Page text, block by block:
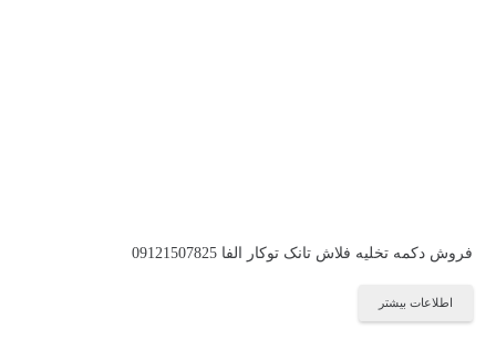
فروش دکمه تخلیه فلاش تانک توکار الفا 09121507825
اطلاعات بیشتر